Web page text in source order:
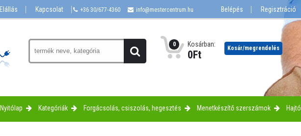
Elállás Kapcsolat +36 30/677-4360 info@mestercentrum.hu Belépés Regisztráció
0 Kosárban:
0Ft
Kosár/megrendelés
Nyitólap Kategóriák Forgácsolás, csiszolás, hegesztés Menetkészítő szerszámok